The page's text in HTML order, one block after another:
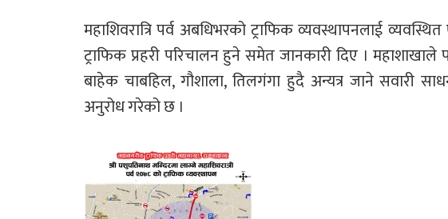
महाशिवरात्रि पर्व अबधिभरको ट्राफिक व्यवस्थापनलाई
ट्राफिक प्रहरी परिचालन हुने समेत जानकारी दिए । महाशाखाले
बाहेक चाबहिल, गौशाला, तिलगंगा हुदै अन्यत्र जाने सवारी
अनुरोध गरेको छ ।